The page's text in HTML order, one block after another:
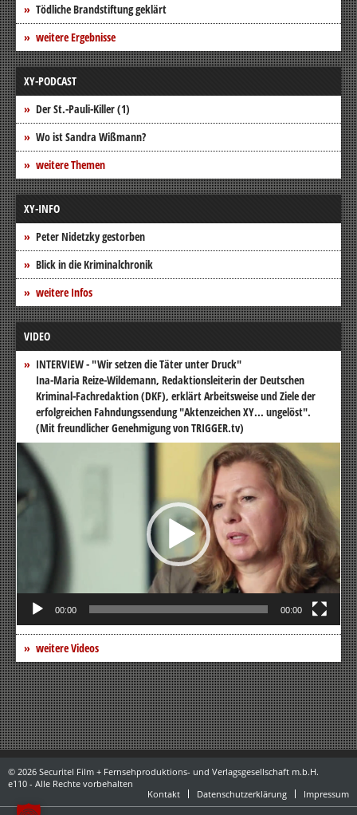
Tödliche Brandstiftung geklärt
weitere Ergebnisse
XY-PODCAST
Der St.-Pauli-Killer (1)
Wo ist Sandra Wißmann?
weitere Themen
XY-INFO
Peter Nidetzky gestorben
Blick in die Kriminalchronik
weitere Infos
VIDEO
INTERVIEW - "Wir setzen die Täter unter Druck"
Ina-Maria Reize-Wildemann, Redaktionsleiterin der Deutschen
Kriminal-Fachredaktion (DKF), erklärt Arbeitsweise und Ziele der
erfolgreichen Fahndungssendung "Aktenzeichen XY... ungelöst".
(Mit freundlicher Genehmigung von TRIGGER.tv)
Video-
Player
00:00 00:00
weitere Videos
© 2026 Securitel Film + Fernsehproduktions- und Verlagsgesellschaft m.b.H.
e110 - Alle Rechte vorbehalten
Kontakt
Datenschutzerklärung Impressum